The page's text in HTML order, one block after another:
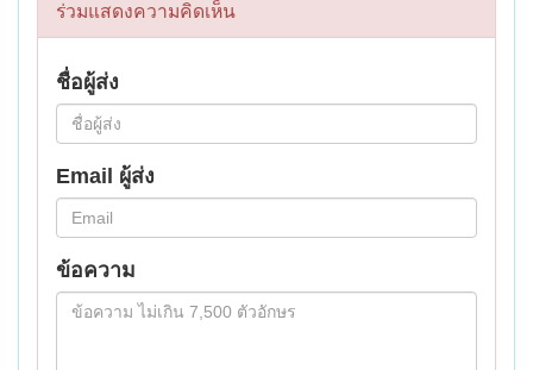
ร่วมแสดงความคิดเห็น
ชื่อผู้ส่ง
Email ผู้ส่ง
ข้อความ